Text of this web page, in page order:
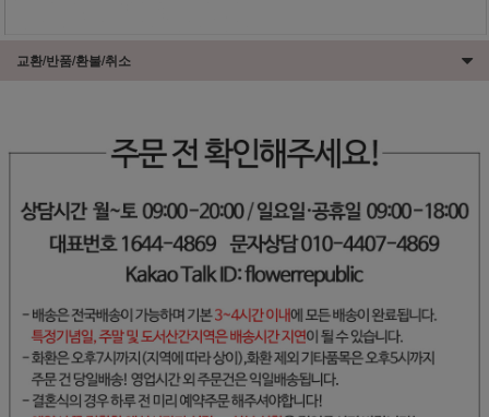
교환/반품/환불/취소